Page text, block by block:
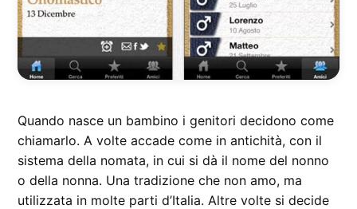
Quando nasce un bambino i genitori decidono come
chiamarlo. A volte accade come in antichità, con il
sistema della nomata, in cui si dà il nome del nonno
o della nonna. Una tradizione che non amo, ma
utilizzata in molte parti d’Italia. Altre volte si decide